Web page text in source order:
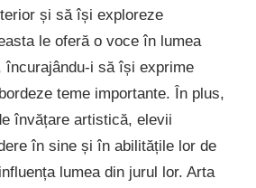
și să își exploreze
le oferă o voce în lumea
încurajându-i să își exprime
teme importante. În plus,
învățare artistică, elevii
în sine și în abilitățile lor de
lumea din jurul lor. Arta